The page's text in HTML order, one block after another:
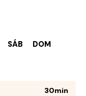
SÁB DOM
30min